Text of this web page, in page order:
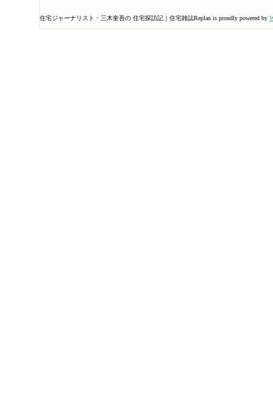
住宅ジャーナリスト・三木奎吾の 住宅探訪記｜住宅雑誌Replan is proudly powered by